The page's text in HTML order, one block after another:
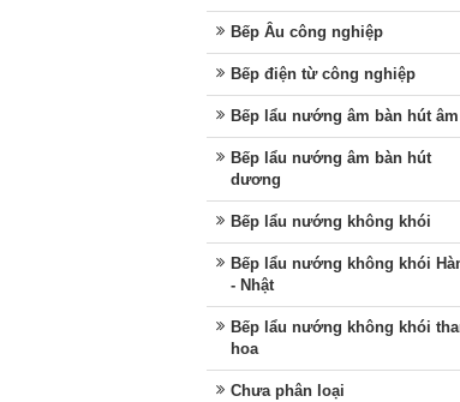
Bếp Âu công nghiệp
Bếp điện từ công nghiệp
Bếp lẩu nướng âm bàn hút âm
Bếp lẩu nướng âm bàn hút
dương
Bếp lẩu nướng không khói
Bếp lẩu nướng không khói
- Nhật
Bếp lẩu nướng không khói
hoa
Chưa phân loại